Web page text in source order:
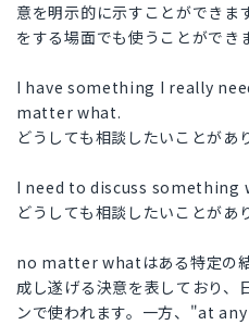
意を明示的に示すことができま
をする場面でも使うことができ
I have something I really
matter what.
どうしても相談したいことがあ
I need to discuss something
どうしても相談したいことがあ
no matter whatはある特定の
成し遂げる決意を表しており、
ンで使われます。一方、"at